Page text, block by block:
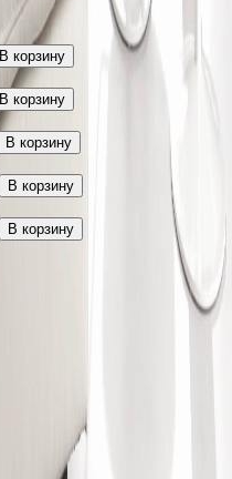
В корзину
В корзину
В корзину
В корзину
В корзину